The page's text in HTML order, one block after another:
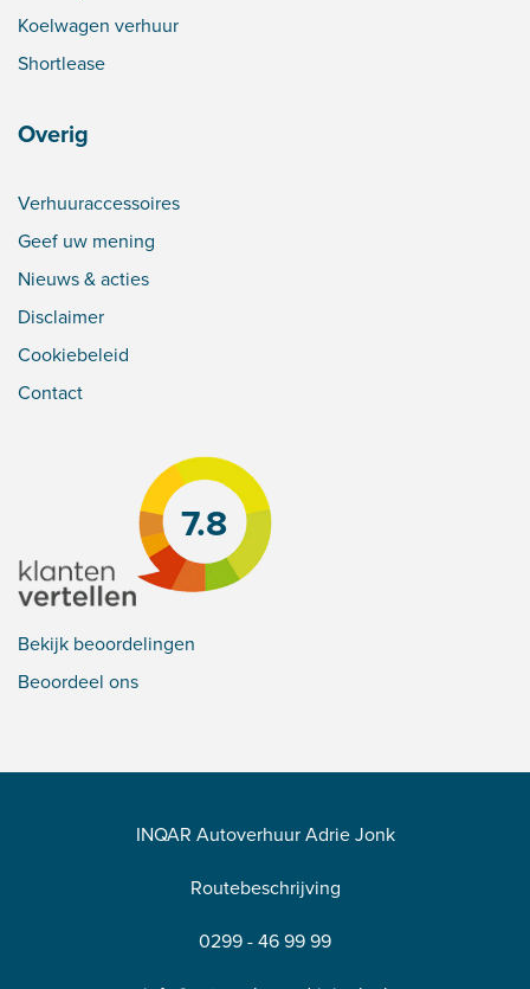
Koelwagen verhuur
Shortlease
Overig
Verhuuraccessoires
Geef uw mening
Nieuws & acties
Disclaimer
Cookiebeleid
Contact
7.8
Bekijk beoordelingen
Beoordeel ons
INQAR Autoverhuur Adrie Jonk
Routebeschrijving
0299 - 46 99 99